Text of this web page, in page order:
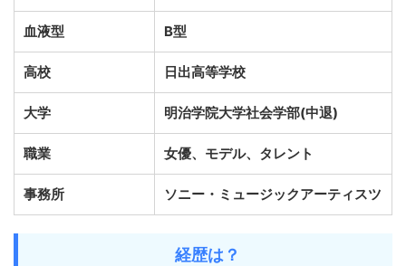
血液型 B型
高校 日出高等学校
大学 明治学院大学社会学部(中退)
職業 女優、モデル、タレント
事務所 ソニー・ミュージックアーティスツ
経歴は？